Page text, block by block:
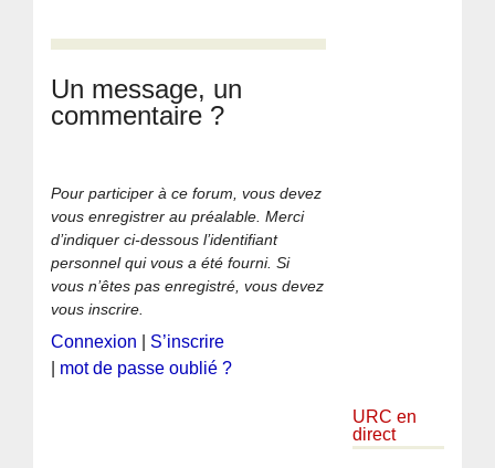
Un message, un
commentaire ?
Pour participer à ce forum, vous devez
vous enregistrer au préalable. Merci
d’indiquer ci-dessous l’identifiant
personnel qui vous a été fourni. Si
vous n’êtes pas enregistré, vous devez
vous inscrire.
Connexion
S’inscrire
mot de passe oublié ?
URC en
direct